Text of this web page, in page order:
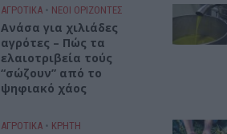
ΑΓΡΟΤΙΚΑ • ΝΕΟΙ ΟΡΙΖΟΝΤΕΣ
Ανάσα για χιλιάδες
αγρότες – Πώς τα
ελαιοτριβεία τούς
“σώζουν” από το
ψηφιακό χάος
ΑΓΡΟΤΙΚΑ • ΚΡΗΤΗ